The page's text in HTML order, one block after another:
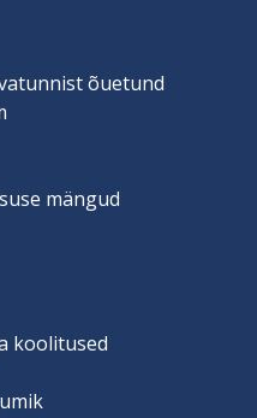
õuetund
mängud
koolitused